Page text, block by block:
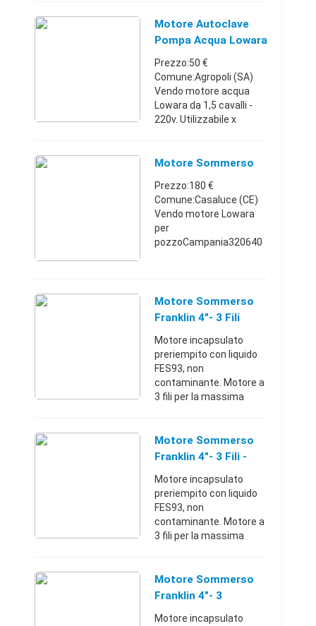
230 hp motore brillante
prestazioni eccellenti ...
Motore Autoclave
Pompa Acqua Lowara
1,5hp
Prezzo:50 €
Comune:Agropoli (SA)
Vendo motore acqua
Lowara da 1,5 cavalli -
220v. Utilizzabile x
utilizzavo come
per passaggio a modell ...
Motore Sommerso
Prezzo:180 €
Comune:Casaluce (CE)
Vendo motore Lowara
per
pozzoCampania320640
Motore Sommerso
Franklin 4"- 3 Fili
Motore incapsulato
preriempito con liquido
FES93, non
contaminante. Motore a
3 fili per la massima
efficienza con bassi
costi operativi Tensione
Motore Sommerso
Franklin 4"- 3 Fili -
Alessandria
(Alessandria)
Motore incapsulato
preriempito con liquido
FES93, non
contaminante. Motore a
3 fili per la massima
efficienza con bassi
costi operativi Tensione
Motore Sommerso
Franklin 4"- 3
Fili,400V, 2.2 KW
Motore incapsulato